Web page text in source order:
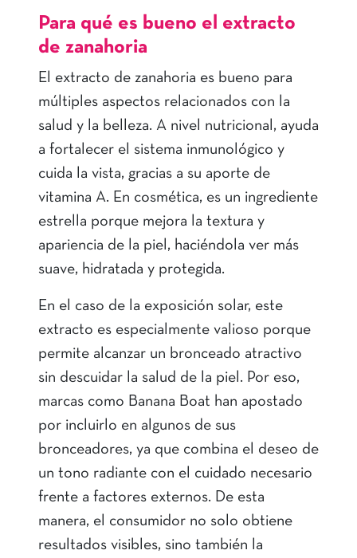
Para qué es bueno el extracto
de zanahoria
El extracto de zanahoria es bueno para
múltiples aspectos relacionados con la
salud y la belleza. A nivel nutricional, ayuda
a fortalecer el sistema inmunológico y
cuida la vista, gracias a su aporte de
vitamina A. En cosmética, es un ingrediente
estrella porque mejora la textura y
apariencia de la piel, haciéndola ver más
suave, hidratada y protegida.
En el caso de la exposición solar, este
extracto es especialmente valioso porque
permite alcanzar un bronceado atractivo
sin descuidar la salud de la piel. Por eso,
marcas como Banana Boat han apostado
por incluirlo en algunos de sus
bronceadores, ya que combina el deseo de
un tono radiante con el cuidado necesario
frente a factores externos. De esta
manera, el consumidor no solo obtiene
resultados visibles, sino también la